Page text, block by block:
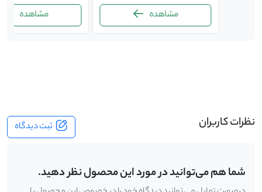
مشاهده مشاهده
نظرات کاربران ثبت دیدگاه
شما هم می‌توانید در مورد این محصول نظر دهید.